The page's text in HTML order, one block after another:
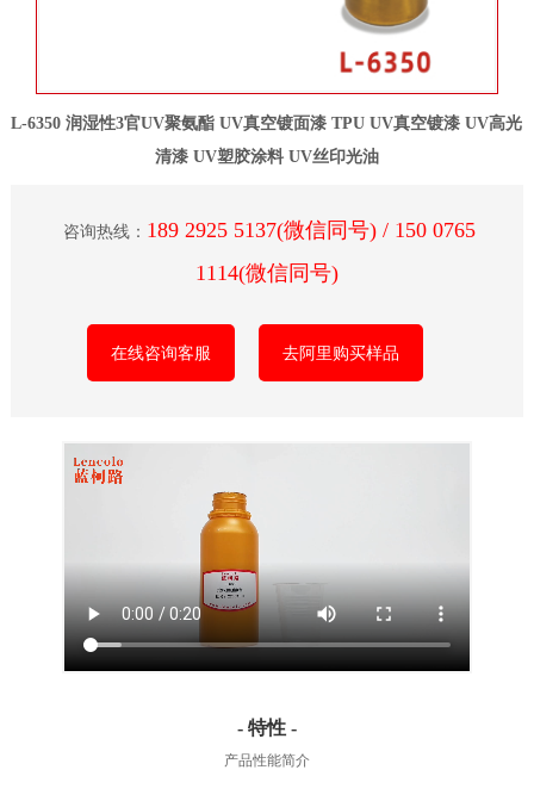
L-6350 润湿性3官UV聚氨酯 UV真空镀面漆 TPU UV真空镀漆 UV高光
清漆 UV塑胶涂料 UV丝印光油
咨询热线： 189 2925 5137(微信同号) / 150 0765
1114(微信同号)
在线咨询客服 去阿里购买样品
- 特性 -
产品性能简介